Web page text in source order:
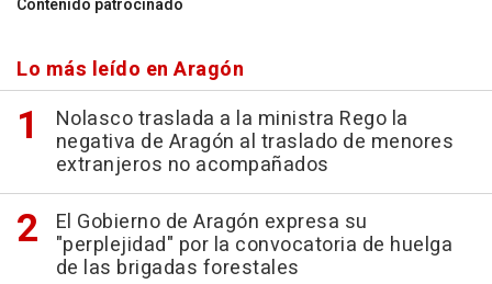
Contenido patrocinado
Lo más leído en Aragón
Nolasco traslada a la ministra Rego la
negativa de Aragón al traslado de menores
extranjeros no acompañados
El Gobierno de Aragón expresa su
"perplejidad" por la convocatoria de huelga
de las brigadas forestales